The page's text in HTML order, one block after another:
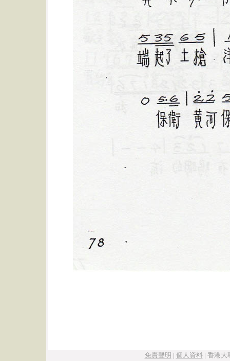
免責聲明 | 個人資料 | 香港大